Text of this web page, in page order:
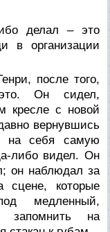
делал – это
в организации
после того,
Он сидел,
кресле с новой
вернувшись
на себя самую
либо видел. Он
он наблюдал за
сцене, которые
медленный,
запомнить на